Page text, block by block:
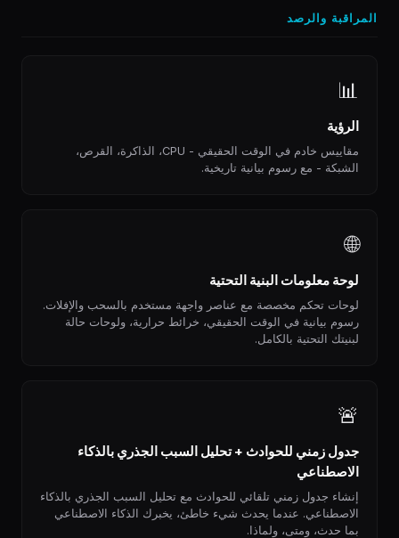
المراقبة والرصد
📊
الرؤية
مقاييس خادم في الوقت الحقيقي - CPU، الذاكرة، القرص،
الشبكة - مع رسوم بيانية تاريخية.
🌐
لوحة معلومات البنية التحتية
لوحات تحكم مخصصة مع عناصر واجهة مستخدم بالسحب والإفلات.
رسوم بيانية في الوقت الحقيقي، خرائط حرارية، ولوحات حالة
لبنيتك التحتية بالكامل.
🚨
جدول زمني للحوادث + تحليل السبب الجذري بالذكاء
الاصطناعي
إنشاء جدول زمني تلقائي للحوادث مع تحليل السبب الجذري بالذكاء
الاصطناعي. عندما يحدث شيء خاطئ، يخبرك الذكاء الاصطناعي
بما حدث، ومتى، ولماذا.